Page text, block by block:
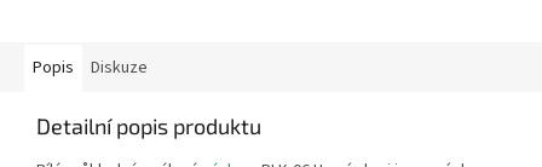
Popis Diskuze
Detailní popis produktu